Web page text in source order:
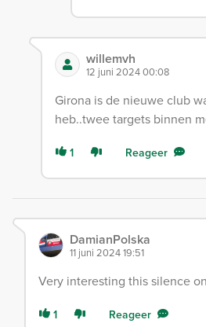
willemvh
12 juni 2024 00:08
Girona is de nieuwe club
heb..twee targets binnen
1 Reageer
DamianPolska
11 juni 2024 19:51
Very interesting this silence
1 Reageer